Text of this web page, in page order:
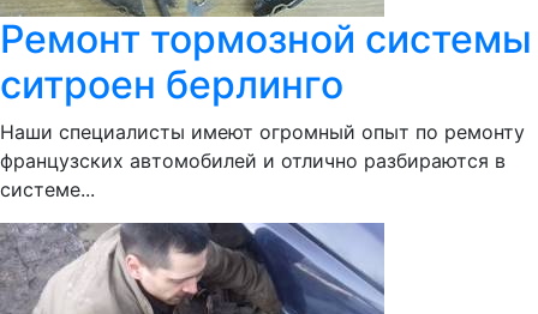
Ремонт тормозной системы
ситроен берлинго
Наши специалисты имеют огромный опыт по ремонту
французских автомобилей и отлично разбираются в
системе...